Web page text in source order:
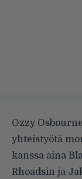
Ozzy
yhteistyötä
kanssa aina
Rhoadsin ja